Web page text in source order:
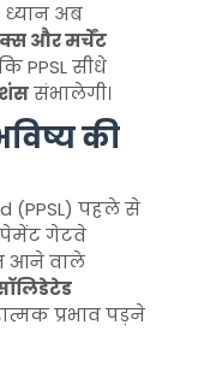
ध्यान अब
और मर्चेंट
PPSL सीधे
संभालेगी।
की
(PPSL) पहले से
गेटवे
आने वाले
प्रभाव पड़ने